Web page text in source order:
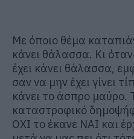
Με όποιο θέμα
κάνει θάλασσα. Κι
έχει κάνει θάλασσα,
σαν να μην έχει γίνει
κάνει το άσπρο μαύρο.
καταστροφικό
ΟΧΙ το έκανε ΝΑΙ και